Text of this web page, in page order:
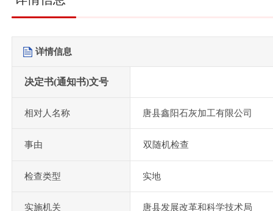
详情信息
决定书(通知书)文号
相对人名称 唐县鑫阳石灰加工有限公司
事由 双随机检查
检查类型 实地
实施机关 唐县发展改革和科学技术局